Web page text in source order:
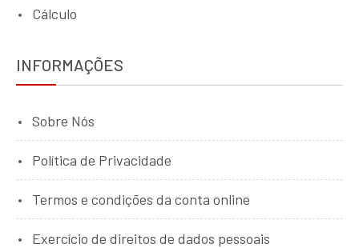
Cálculo
INFORMAÇÕES
Sobre Nós
Política de Privacidade
Termos e condições da conta online
Exercício de direitos de dados pessoais